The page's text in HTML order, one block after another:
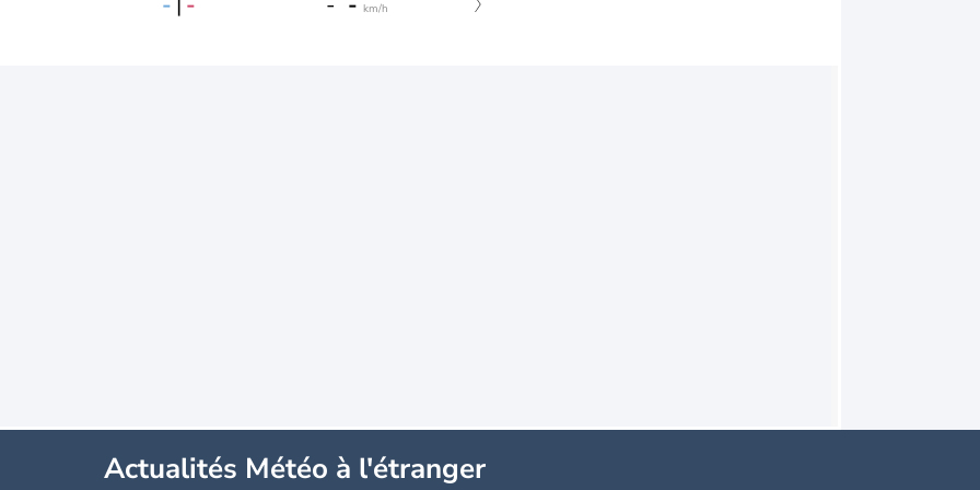
km/h
Actualités Météo à l'étranger